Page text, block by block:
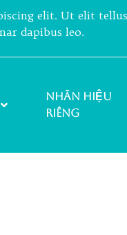
elit. Ut elit
dapibus leo.
NHÃN HIỆU
RIÊNG